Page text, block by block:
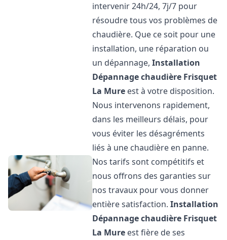
intervenir 24h/24, 7j/7 pour
résoudre tous vos problèmes de
chaudière. Que ce soit pour une
installation, une réparation ou
un dépannage,Installation
Dépannage chaudière Frisquet
La Mure est à votre disposition.
Nous intervenons rapidement,
dans les meilleurs délais, pour
vous éviter les désagréments
liés à une chaudière en panne.
Nos tarifs sont compétitifs et
nous offrons des garanties sur
nos travaux pour vous donner
entière satisfaction.Installation
Dépannage chaudière Frisquet
La Mure est fière de ses